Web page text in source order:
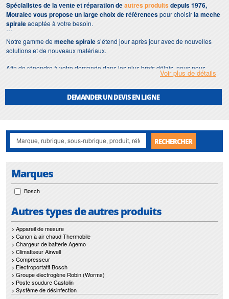
Spécialistes de la vente et réparation deautres produits depuis 1976,
Motralec vous propose un large choix de référencespour choisirla meche
spiraleadaptée à votre besoin.
Notre gamme demeche spirales’étend jour après jour avec de nouvelles
solutions et de nouveaux matériaux.
Afin de répondre à votre demande dans les plus brefs délais, nous nous
meche spirale.
met également à votre disposition son service de
maintenance demeche spirale.
contraintes sont un gage d'efficacité, et garantissent l'absence de perturbation
de vos installations demeche spirale.
Voir plus de détails
DEMANDER UN DEVIS EN LIGNE
RECHERCHER
Marques
Bosch
Autres types de autres produits
> Appareil de mesure
> Canon à air chaud Thermobile
> Chargeur de batterie Agemo
> Climatiseur Airwell
> Compresseur
> Electroportatif Bosch
> Groupe électrogène Robin (Worms)
> Poste soudure Castolin
> Système de désinfection